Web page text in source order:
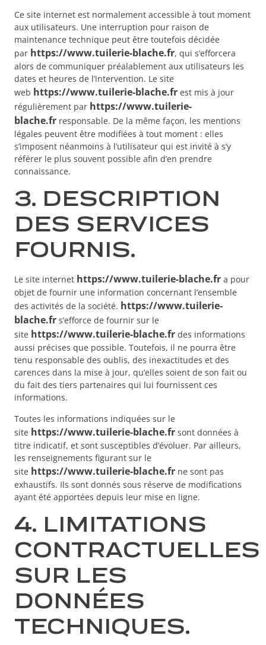
Ce site internet est normalement accessible à tout moment
aux utilisateurs. Une interruption pour raison de
maintenance technique peut être toutefois décidée
par https://www.tuilerie-blache.fr, qui s’efforcera
alors de communiquer préalablement aux utilisateurs les
dates et heures de l’intervention. Le site
web https://www.tuilerie-blache.fr est mis à jour
régulièrement par https://www.tuilerie-
blache.fr responsable. De la même façon, les mentions
légales peuvent être modifiées à tout moment : elles
s’imposent néanmoins à l’utilisateur qui est invité à s’y
référer le plus souvent possible afin d’en prendre
connaissance.
3. DESCRIPTION
DES SERVICES
FOURNIS.
Le site internet https://www.tuilerie-blache.fr a pour
objet de fournir une information concernant l’ensemble
des activités de la société. https://www.tuilerie-
blache.fr s’efforce de fournir sur le
site https://www.tuilerie-blache.fr des informations
aussi précises que possible. Toutefois, il ne pourra être
tenu responsable des oublis, des inexactitudes et des
carences dans la mise à jour, qu’elles soient de son fait ou
du fait des tiers partenaires qui lui fournissent ces
informations.
Toutes les informations indiquées sur le
site https://www.tuilerie-blache.fr sont données à
titre indicatif, et sont susceptibles d’évoluer. Par ailleurs,
les renseignements figurant sur le
site https://www.tuilerie-blache.fr ne sont pas
exhaustifs. Ils sont donnés sous réserve de modifications
ayant été apportées depuis leur mise en ligne.
4. LIMITATIONS
CONTRACTUELLES
SUR LES
DONNÉES
TECHNIQUES.